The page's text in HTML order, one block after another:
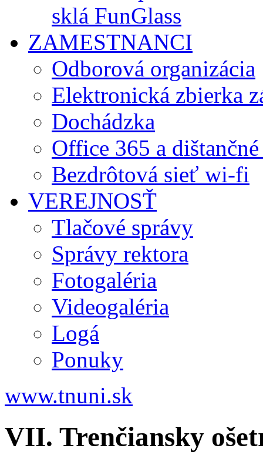
sklá FunGlass
ZAMESTNANCI
Odborová organizácia
Elektronická zbierka
Dochádzka
Office 365 a
Bezdrôtová sieť wi-fi
VEREJNOSŤ
Tlačové správy
Správy rektora
Fotogaléria
Videogaléria
Logá
Ponuky
www.tnuni.sk
VII. Trenčiansky